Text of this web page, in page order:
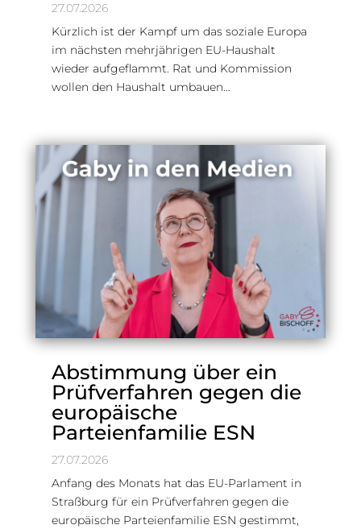
27.07.2026
Kürzlich ist der Kampf um das soziale Europa
im nächsten mehrjährigen EU-Haushalt
wieder aufgeflammt. Rat und Kommission
wollen den Haushalt umbauen…
Abstimmung über ein
Prüfverfahren gegen die
europäische
Parteienfamilie ESN
27.07.2026
Anfang des Monats hat das EU-Parlament in
Straßburg für ein Prüfverfahren gegen die
europäische Parteienfamilie ESN gestimmt,